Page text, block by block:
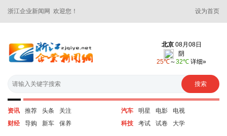
浙江企业新闻网 欢迎您！ 设为首页
资讯 推荐 头条
关注
财经
导购 新车 保养
汽车 明星 电影
电视
科技
考试 试卷 大学